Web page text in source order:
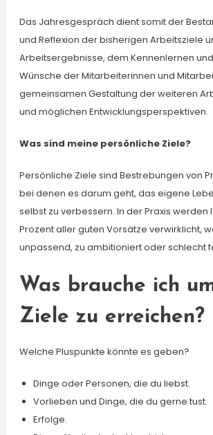
Das Jahresgespräch dient somit der
und Reflexion der bisherigen Arbeitsziele
Arbeitsergebnisse, dem Kennenlernen
Wünsche der Mitarbeiterinnen und
gemeinsamen Gestaltung der weiteren
und möglichen Entwicklungsperspektiven.
Was sind meine persönliche Ziele?
Persönliche Ziele sind Bestrebungen von
bei denen es darum geht, das eigene
selbst zu verbessern. In der Praxis werden
Prozent aller guten Vorsätze verwirklicht,
unpassend, zu ambitioniert oder schlecht
Was brauche ich
Ziele zu erreichen?
Welche Pluspunkte könnte es geben?
Dinge oder Personen, die du liebst.
Vorlieben und Dinge, die du gerne tust.
Erfolge.